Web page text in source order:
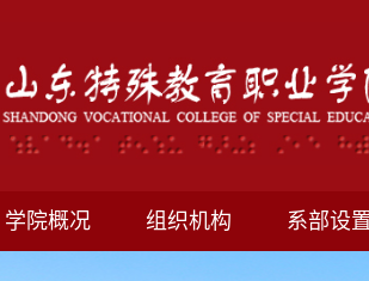
学院概况 组织机构 系部设